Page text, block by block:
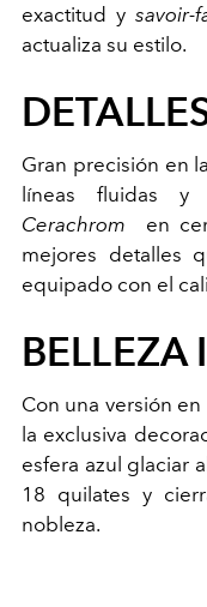
exactitud ysavoir-
actualiza su estilo.
Gran precisión en
líneas fluidas y
Cerachrom
en
mejores detalles
equipado con el
BELLEZA
Con una versión
la exclusiva
esfera azul glaciar
18 quilates y
nobleza.